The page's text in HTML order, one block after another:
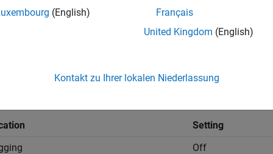
OpenMP parallel for-loops by using multiple threads.
Setting
Off
(English)
Français
United Kingdom (English)
Kontakt zu Ihrer lokalen Niederlassung